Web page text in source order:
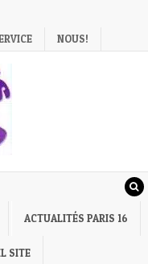
NOUS!
ACTUALITÉS PARIS 16
SITE